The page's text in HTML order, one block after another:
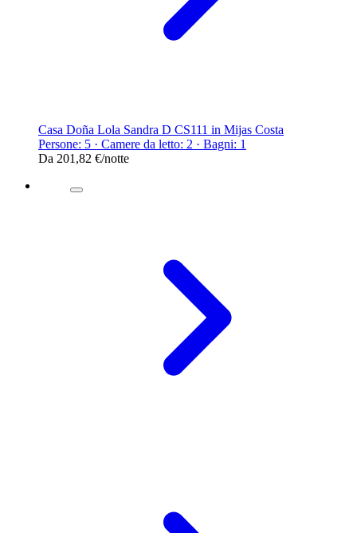
Casa Doña Lola Sandra D CS111 in Mijas Costa
Persone: 5 · Camere da letto: 2 · Bagni: 1
Da 201,82 €/notte